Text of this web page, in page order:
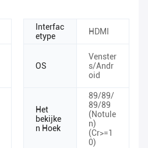
Interfac
etype
HDMI
OS
Venster
s/Andr
oid
Het
bekijke
n Hoek
89/89/
89/89
(Notule
n)
(Cr>=1
0)